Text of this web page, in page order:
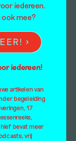
iedereen.
ook mee?
iedereen!
artikelen van
begeleiding
17
bevat meer
vrij